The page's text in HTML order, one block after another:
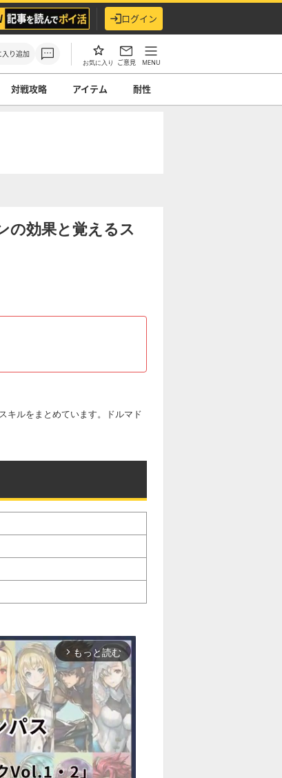
ログイン
入り追加
お気に入り ご意見 MENU
対戦攻略 アイテム 耐性
の効果と覚えるス
キルをまとめています。ドルマド
arrow_forward_ios もっと読む